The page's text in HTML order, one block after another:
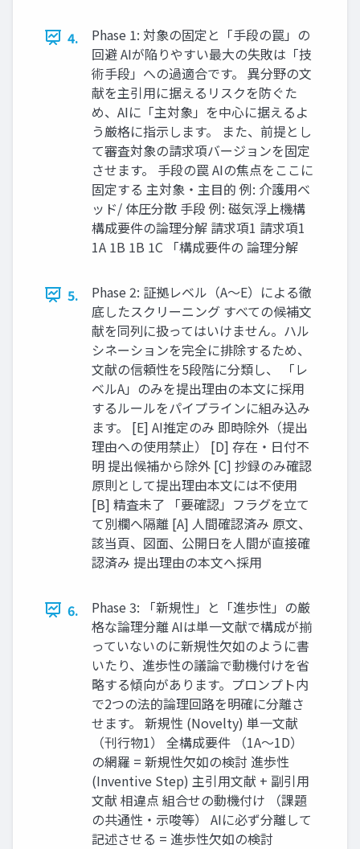
4.
Phase 1: 対象の固定と「手段の罠」の
回避 AIが陥りやすい最大の失敗は「技
術手段」への過適合です。 異分野の文
献を主引用に据えるリスクを防ぐた
め、AIに「主対象」を中心に据えるよ
う厳格に指示します。 また、前提とし
て審査対象の請求項バージョンを固定
させます。 手段の罠 AIの焦点をここに
固定する 主対象・主目的 例: 介護用ベ
ッド/ 体圧分散 手段 例: 磁気浮上機構
構成要件の論理分解 請求項1 請求項1
1A 1B 1B 1C 「構成要件の 論理分解
5.
Phase 2: 証拠レベル（A〜E）による徹
底したスクリーニング すべての候補文
献を同列に扱ってはいけません。ハル
シネーションを完全に排除するため、
文献の信頼性を5段階に分類し、 「レ
ベルA」のみを提出理由の本文に採用
するルールをパイプラインに組み込み
ます。 [E] AI推定のみ 即時除外（提出
理由への使用禁止） [D] 存在・日付不
明 提出候補から除外 [C] 抄録のみ確認
原則として提出理由本文には不使用
[B] 精査未了 「要確認」フラグを立て
て別欄へ隔離 [A] 人間確認済み 原文、
該当頁、図面、公開日を人間が直接確
認済み 提出理由の本文へ採用
6.
Phase 3: 「新規性」と「進歩性」の厳
格な論理分離 AIは単一文献で構成が揃
っていないのに新規性欠如のように書
いたり、進歩性の議論で動機付けを省
略する傾向があります。プロンプト内
で2つの法的論理回路を明確に分離さ
せます。 新規性 (Novelty) 単一文献
（刊行物1） 全構成要件 （1A〜1D）
の網羅 = 新規性欠如の検討 進歩性
(Inventive Step) 主引用文献 + 副引用
文献 相違点 組合せの動機付け （課題
の共通性・示唆等） AIに必ず分離して
記述させる = 進歩性欠如の検討